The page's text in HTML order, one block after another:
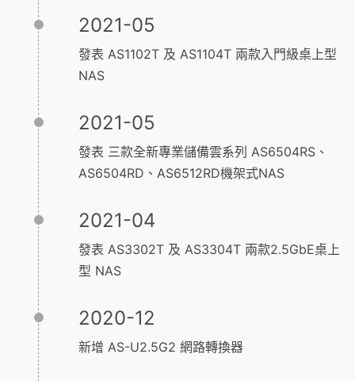
2021-05
發表 AS1102T 及 AS1104T 兩款入門級桌上型
NAS
2021-05
發表 三款全新專業儲備雲系列 AS6504RS、
AS6504RD、AS6512RD機架式NAS
2021-04
發表 AS3302T 及 AS3304T 兩款2.5GbE桌上
型 NAS
2020-12
新增 AS-U2.5G2 網路轉換器